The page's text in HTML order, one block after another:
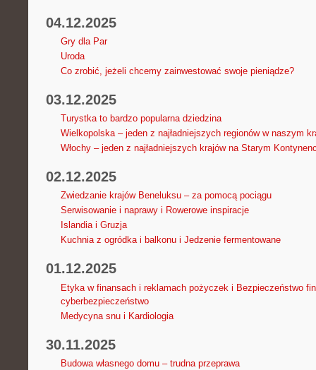
04.12.2025
Gry dla Par
Uroda
Co zrobić, jeżeli chcemy zainwestować swoje pieniądze?
03.12.2025
Turystka to bardzo popularna dziedzina
Wielkopolska – jeden z najładniejszych regionów w naszym
Włochy – jeden z najładniejszych krajów na Starym
02.12.2025
Zwiedzanie krajów Beneluksu – za pomocą pociągu
Serwisowanie i naprawy i Rowerowe inspiracje
Islandia i Gruzja
Kuchnia z ogródka i balkonu i Jedzenie fermentowane
01.12.2025
Etyka w finansach i reklamach pożyczek i Bezpieczeństwo
cyberbezpieczeństwo
Medycyna snu i Kardiologia
30.11.2025
Budowa własnego domu – trudna przeprawa